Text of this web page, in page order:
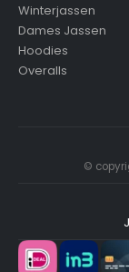
Winterjassen
Dames Jassen
Hoodies
Overalls
©